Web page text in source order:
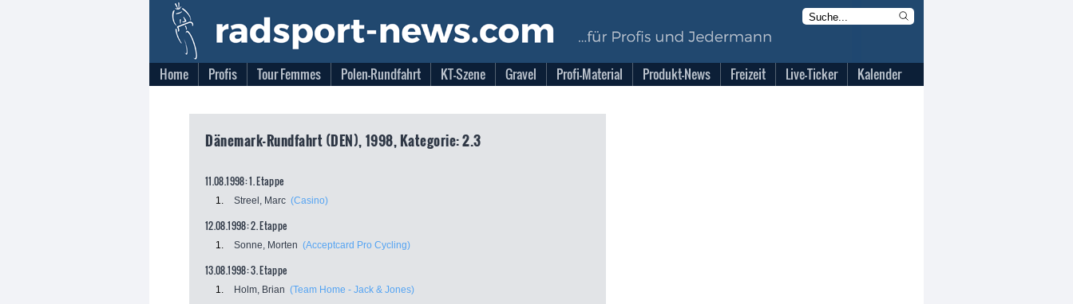
Home Profis Tour Femmes Polen-Rundfahrt KT-Szene Gravel Profi-Material Produkt-News Freizeit Live-Ticker Kalender
Dänemark-Rundfahrt (DEN), 1998, Kategorie: 2.3
11.08.1998: 1. Etappe
1. Streel, Marc (Casino)
12.08.1998: 2. Etappe
1. Sonne, Morten (Acceptcard Pro Cycling)
13.08.1998: 3. Etappe
1. Holm, Brian (Team Home - Jack & Jones)